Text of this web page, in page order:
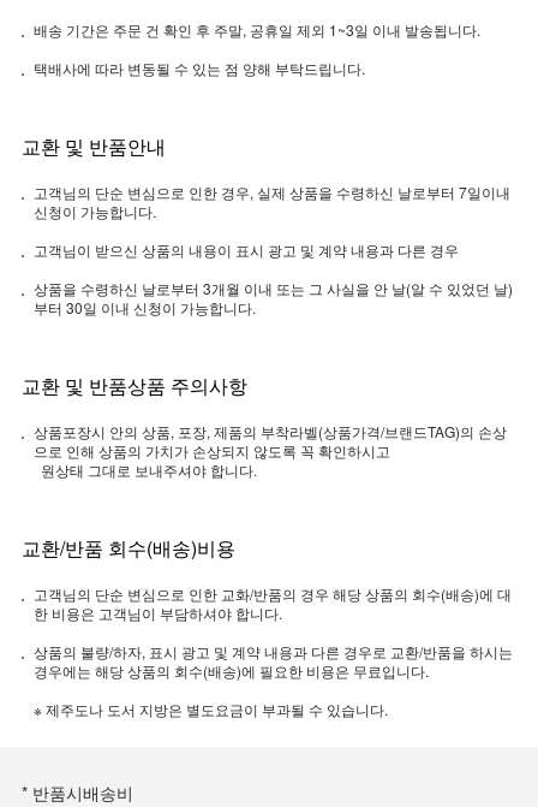
배송 기간은 주문 건 확인 후 주말, 공휴일 제외 1~3일 이내 발송됩니다.
택배사에 따라 변동될 수 있는 점 양해 부탁드립니다.
교환 및 반품안내
고객님의 단순 변심으로 인한 경우, 실제 상품을 수령하신 날로부터 7일이내
신청이 가능합니다.
고객님이 받으신 상품의 내용이 표시 광고 및 계약 내용과 다른 경우
상품을 수령하신 날로부터 3개월 이내 또는 그 사실을 안 날(알 수 있었던 날)
부터 30일 이내 신청이 가능합니다.
교환 및 반품상품 주의사항
상품포장시 안의 상품, 포장, 제품의 부착라벨(상품가격/브랜드TAG)의 손상
으로 인해 상품의 가치가 손상되지 않도록 꼭 확인하시고
원상태 그대로 보내주셔야 합니다.
교환/반품 회수(배송)비용
고객님의 단순 변심으로 인한 교화/반품의 경우 해당 상품의 회수(배송)에 대
한 비용은 고객님이 부담하셔야 합니다.
상품의 불량/하자, 표시 광고 및 계약 내용과 다른 경우로 교환/반품을 하시는
경우에는 해당 상품의 회수(배송)에 필요한 비용은 무료입니다.
※ 제주도나 도서 지방은 별도요금이 부과될 수 있습니다.
* 반품시배송비